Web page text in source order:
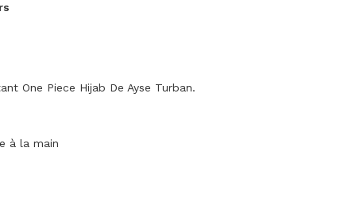
One Piece Hijab De Ayse Turban.
à la main